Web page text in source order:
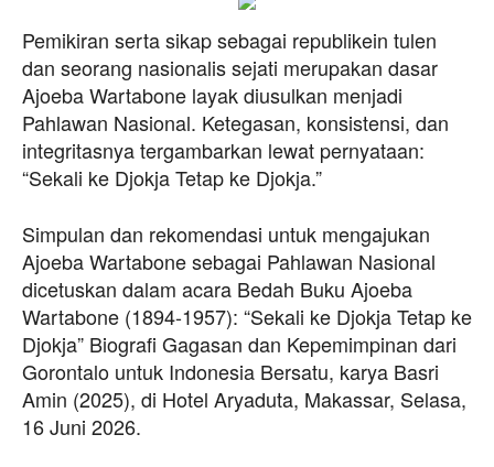
Pemikiran serta sikap sebagai republikein tulen
dan seorang nasionalis sejati merupakan dasar
Ajoeba Wartabone layak diusulkan menjadi
Pahlawan Nasional. Ketegasan, konsistensi, dan
integritasnya tergambarkan lewat pernyataan:
“Sekali ke Djokja Tetap ke Djokja.”
Simpulan dan rekomendasi untuk mengajukan
Ajoeba Wartabone sebagai Pahlawan Nasional
dicetuskan dalam acara Bedah Buku Ajoeba
Wartabone (1894-1957): “Sekali ke Djokja Tetap ke
Djokja” Biografi Gagasan dan Kepemimpinan dari
Gorontalo untuk Indonesia Bersatu, karya Basri
Amin (2025), di Hotel Aryaduta, Makassar, Selasa,
16 Juni 2026.